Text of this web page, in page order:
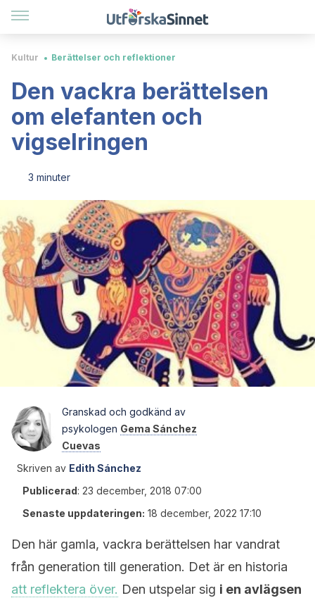
Kultur Berättelser och reflektioner
Den vackra berättelsen
om elefanten och
vigselringen
3 minuter
Granskad och godkänd av
psykologen Gema Sánchez
Cuevas
Skriven av Edith Sánchez
Publicerad: 23 december, 2018 07:00
Senaste uppdateringen: 18 december, 2022 17:10
Den här gamla, vackra berättelsen har vandrat
från generation till generation. Det är en historia
att reflektera över. Den utspelar sig i en avlägsen